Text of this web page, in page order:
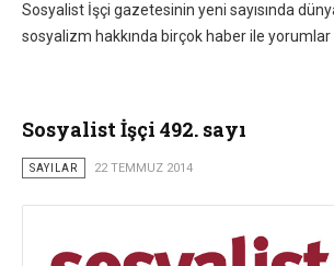
Sosyalist İşçi gazetesinin yeni sayısında
sosyalizm hakkında birçok haber ile yorumlar
Sosyalist İşçi 492. sayı
SAYILAR 22 TEMMUZ 2014